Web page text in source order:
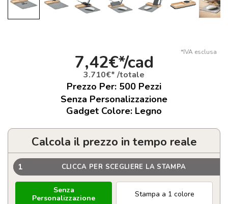
*IVA esclusa
7,42€*/cad
3.710€* /totale
Prezzo Per: 500 Pezzi
Senza Personalizzazione
Gadget Colore: Legno
Calcola il prezzo in tempo reale
1 CLICCA PER SCEGLIERE LA STAMPA
Senza
Personalizzazione
Stampa a 1 colore